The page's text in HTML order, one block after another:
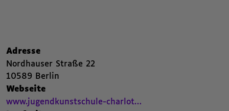
Zusammenfassende
Adresse,
Nordhauser Straße 22
10589 Berlin
Webseite,
www.jugendkunstschule-charlot…
Beitrags Webseite. Öffnet einen neuen Browser Tab.
Nachfolgend die Kategorien beziehungsweise Filter des Beitrags.